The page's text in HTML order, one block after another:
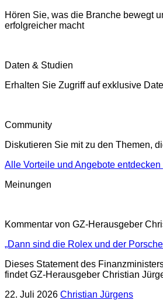
Hören Sie, was die Branche bewegt
erfolgreicher macht
Daten & Studien
Erhalten Sie Zugriff auf exklusive
Community
Diskutieren Sie mit zu den Themen,
Alle Vorteile und Angebote entdecken
Meinungen
Kommentar von GZ-Herausgeber
„Dann sind die Rolex und der
Dieses Statement des
findet GZ-Herausgeber Christian
22. Juli 2026 Christian Jürgens